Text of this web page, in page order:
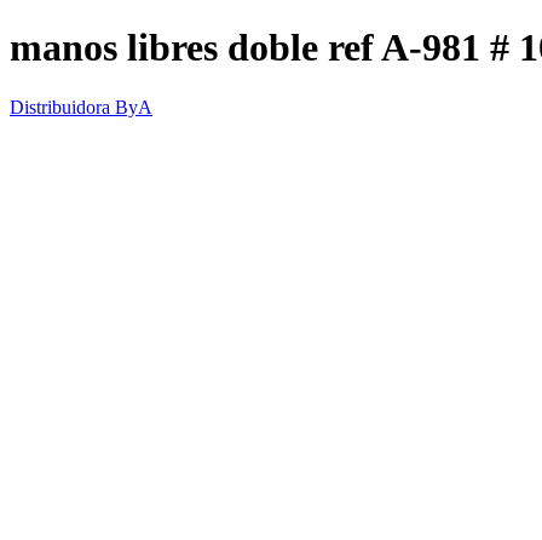
manos libres doble ref A-981 #
Distribuidora ByA